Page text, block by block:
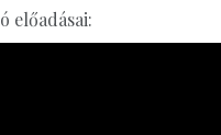
előadásai: